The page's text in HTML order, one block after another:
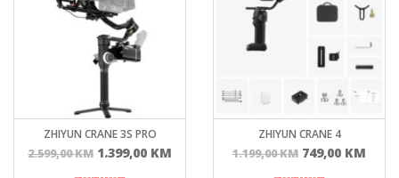
ZHIYUN CRANE 3S PRO
2.599,00KM Izvorna
1.399,00 KM Trenutna
ZHIYUN CRANE 4
1.199,00KM Izvorna
749,00 KM